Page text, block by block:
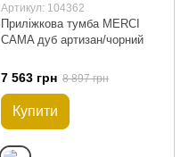
Артикул: 104362
Приліжкова тумба MERCI
CAMA дуб артизан/чорний
7 563 грн 8 897 грн
Купити